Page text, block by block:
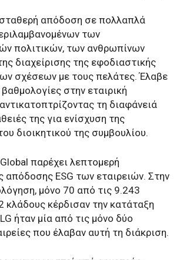
απόδοση σε πολλαπλά
των
πολιτικών, των ανθρωπίνων
διαχείρισης της εφοδιαστικής
σχέσεων με τους πελάτες. Έλαβε
στην εταιρική
τη διαφάνειά
της για ενίσχυση της
διοικητικού της συμβουλίου.
παρέχει λεπτομερή
απόδοσης ESG των εταιρειών. Στην
μόνο 70 από τις 9.243
κλάδους κέρδισαν την κατάταξη
ήταν μία από τις μόνο δύο
που έλαβαν αυτή τη διάκριση.